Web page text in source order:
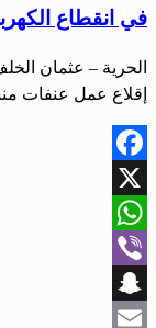
في انقطاع
الحرية – عثمان
إقلاع عمل عنفات
Facebook
X
WhatsApp
Viber
Snapchat